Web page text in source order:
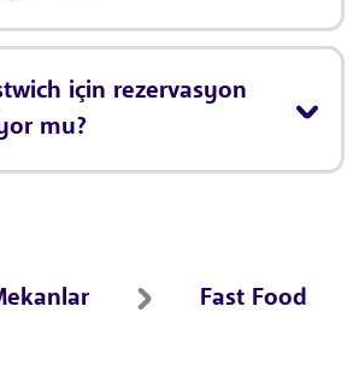
için rezervasyon
mu?
Fast Food